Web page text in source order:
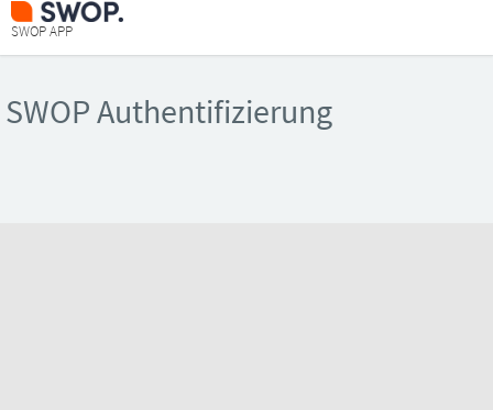
SWOP APP
SWOP Authentifizierung